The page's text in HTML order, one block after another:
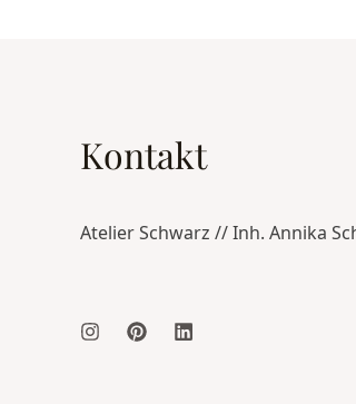
Kontakt
Atelier Schwarz // Inh. Annika